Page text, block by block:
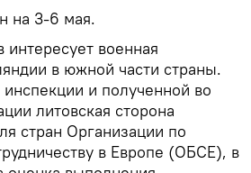
на 3-6 мая.
интересует военная
в южной части страны.
и полученной во
литовская сторона
стран Организации по
в Европе (ОБСЕ), в